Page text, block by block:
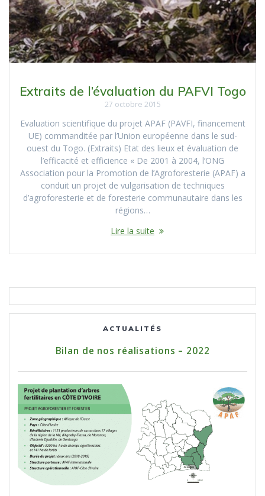
Extraits de l’évaluation du PAFVI Togo
27 octobre 2015
Evaluation scientifique du projet APAF (PAVFI, financement
UE) commanditée par l’Union européenne dans le sud-
ouest du Togo. (Extraits) Etat des lieux et évaluation de
l’efficacité et efficience « De 2001 à 2004, l’ONG
Association pour la Promotion de l’Agroforesterie (APAF) a
conduit un projet de vulgarisation de techniques
d’agroforesterie et de foresterie communautaire dans les
régions…
Lire la suite
ACTUALITÉS
Bilan de nos réalisations – 2022